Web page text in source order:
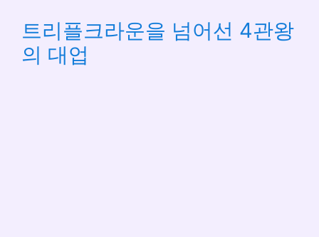
트리플크라운을 넘어선 4관왕
의 대업